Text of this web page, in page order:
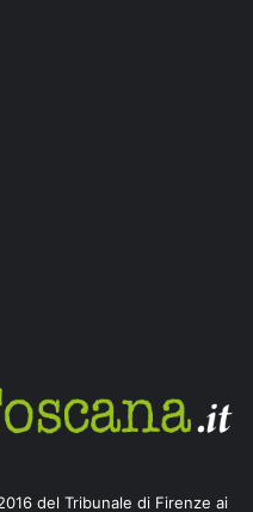
del Tribunale di Firenze ai